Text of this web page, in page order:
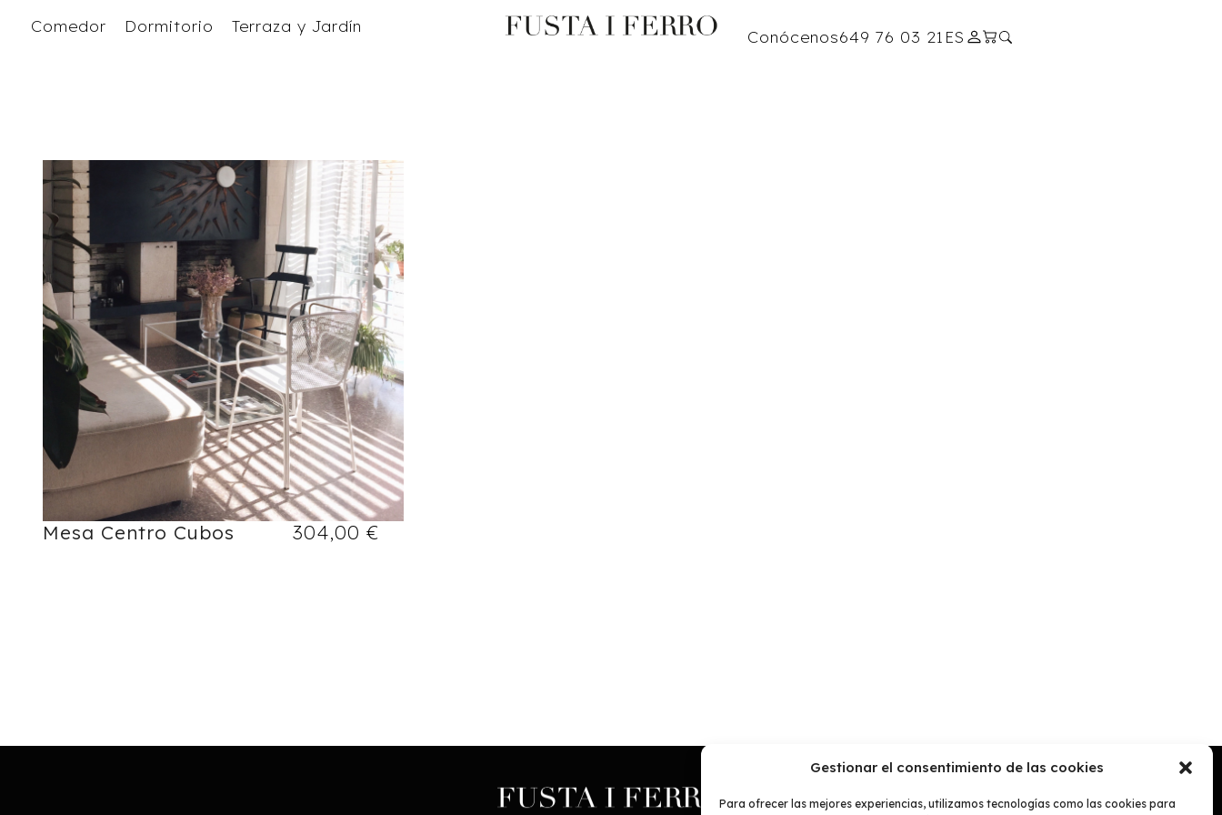
Gestionar el consentimiento de las cookies
Para ofrecer las mejores experiencias, utilizamos tecnologías como las cookies para
Comedor Dormitorio Terraza y Jardín
Conócenos649 76 03 21 ES
Mesa Centro Cubos 304,00 €